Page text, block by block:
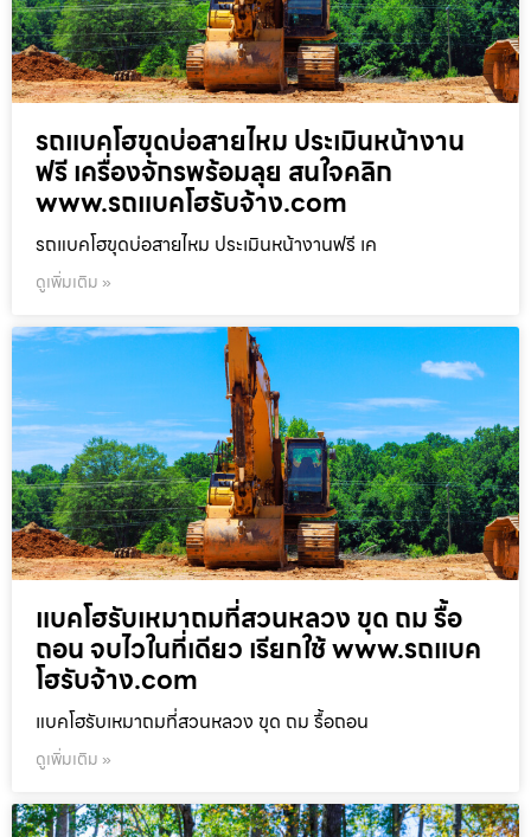
รถแบคโฮขุดบ่อสายไหม ประเมินหน้างาน
ฟรี เครื่องจักรพร้อมลุย สนใจคลิก
www.รถแบคโฮรับจ้าง.com
รถแบคโฮขุดบ่อสายไหม ประเมินหน้างานฟรี เค
ดูเพิ่มเติม »
แบคโฮรับเหมาถมที่สวนหลวง ขุด ถม รื้อ
ถอน จบไวในที่เดียว เรียกใช้ www.รถแบค
โฮรับจ้าง.com
แบคโฮรับเหมาถมที่สวนหลวง ขุด ถม รื้อถอน
ดูเพิ่มเติม »